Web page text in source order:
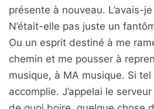
présente à nouveau. L’avais-
N’était-elle pas juste un
Ou un esprit destiné à me
chemin et me pousser à
musique, à MA musique. Si
accomplie. J’appelai le serveur